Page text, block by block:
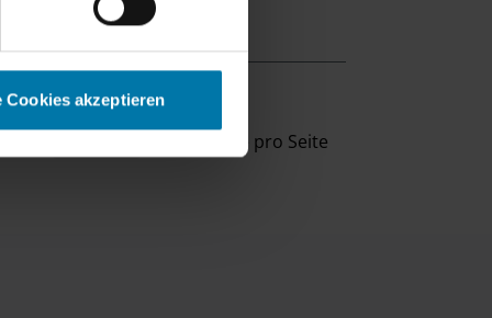
Cookies akzeptieren
Ergebnisse pro Seite